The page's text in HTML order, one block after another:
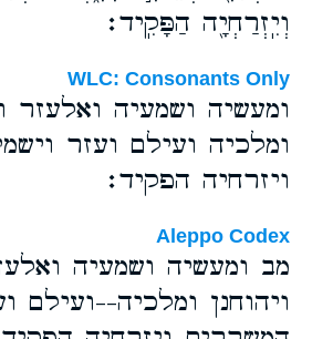
וְיִֽזְרַחְיָ֖ה הַפָּקִֽיד׃
WLC: Consonants Only
ומעשיה ושמעיה ואלעזר
ומלכיה ועילם ועזר
ויזרחיה הפקיד׃
Aleppo Codex
מב ומעשיה ושמעיה
ויהוחנן ומלכיה--ועילם